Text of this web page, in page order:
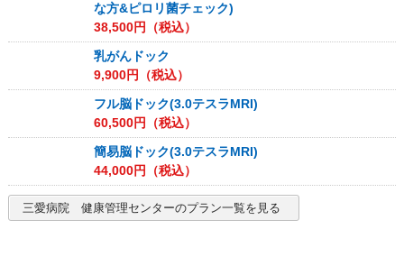
な方&ピロリ菌チェック)
38,500円（税込）
乳がんドック
9,900円（税込）
フル脳ドック(3.0テスラMRI)
60,500円（税込）
簡易脳ドック(3.0テスラMRI)
44,000円（税込）
三愛病院 健康管理センターのプラン一覧を見る